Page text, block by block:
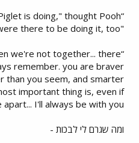
“I wonder what Piglet is doing," thought Pooh.
"I wish I were there to be doing it, too.”
we're not together... there
remember. you are braver
than you seem, and smarter
important thing is, even if
I'll always be with you.”
ומה שגרם לי לבכות -